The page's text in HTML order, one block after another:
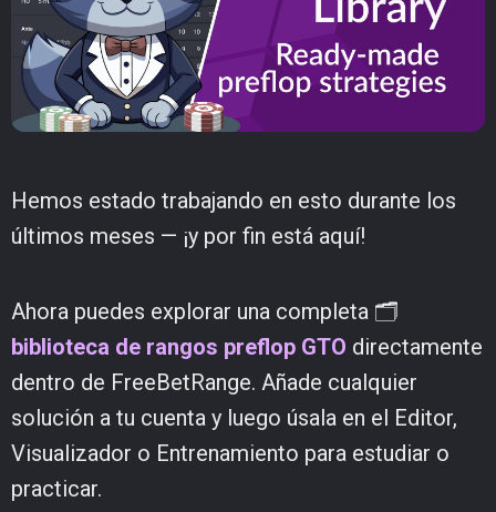
Hemos estado trabajando en esto durante los
últimos meses — ¡y por fin está aquí!
Ahora puedes explorar una completa 🗂️
biblioteca de rangos preflop GTO directamente
dentro de FreeBetRange. Añade cualquier
solución a tu cuenta y luego úsala en el Editor,
Visualizador o Entrenamiento para estudiar o
practicar.